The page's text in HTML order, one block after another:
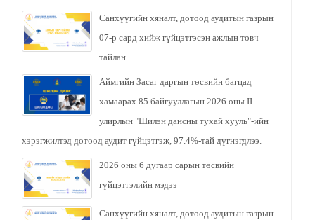
Санхүүгийн хяналт, дотоод аудитын газрын
07-р сард хийж гүйцэтгэсэн ажлын товч
тайлан
Аймгийн Засаг даргын төсвийн багцад
хамаарах 85 байгууллагын 2026 оны II
улирлын "Шилэн дансны тухай хууль"-ийн
хэрэгжилтэд дотоод аудит гүйцэтгэж, 97.4%-тай дүгнэгдлээ.
2026 оны 6 дугаар сарын төсвийн
гүйцэтгэлийн мэдээ
Санхүүгийн хяналт, дотоод аудитын газрын